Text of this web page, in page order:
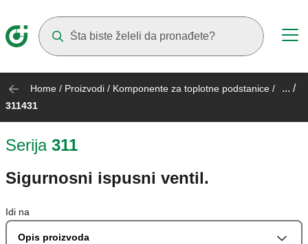
Home / Proizvodi / Komponente za toplotne podstanice / ... /
311431
Serija 311
Sigurnosni ispusni ventil.
Idi na
Opis proizvoda